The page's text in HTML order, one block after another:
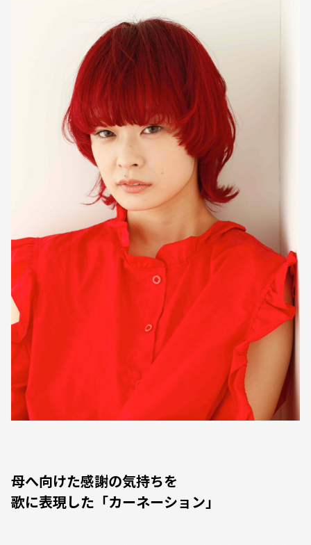
母へ向けた感謝の気持ちを
歌に表現した「カーネーション」